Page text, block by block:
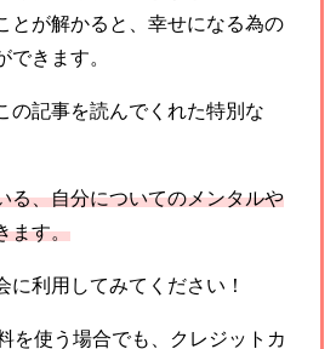
とが解かると、幸せになる為の
できます。
の記事を読んでくれた特別な
る、自分についてのメンタルや
ます。
に利用してみてください！
を使う場合でも、クレジットカ